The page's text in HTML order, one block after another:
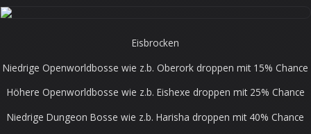
Eisbrocken
Niedrige Openworldbosse wie z.b. Oberork droppen mit 15% Chance
Höhere Openworldbosse wie z.b. Eishexe droppen mit 25% Chance
Niedrige Dungeon Bosse wie z.b. Harisha droppen mit 40% Chance